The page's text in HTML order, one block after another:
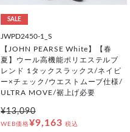
SALE
JWPD2450-1_S
【JOHN PEARSE White】【春
夏】ウール高機能ポリエステルブ
レンド 1タックスラックス/ネイビ
ー×チェック/ウエストムーブ仕様/
ULTRA MOVE/裾上げ必要
¥13,090
WEB価格¥9,163 税込